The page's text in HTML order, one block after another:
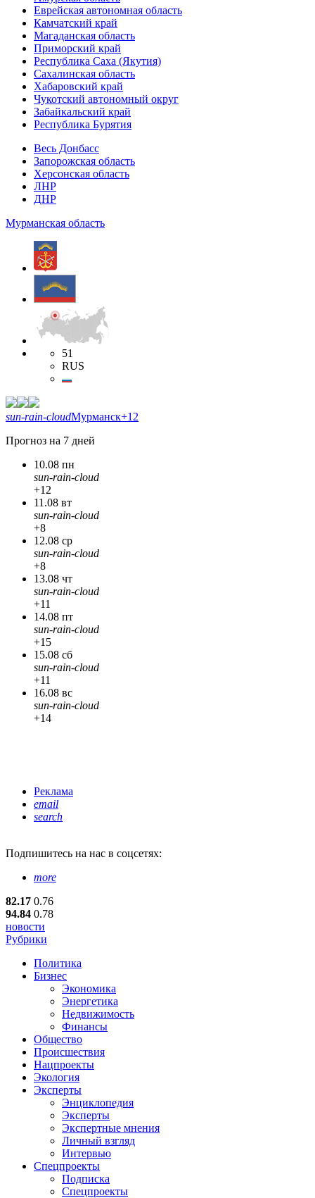
Еврейская автономная область
Камчатский край
Магаданская область
Приморский край
Республика Саха (Якутия)
Сахалинская область
Хабаровский край
Чукотский автономный округ
Забайкальский край
Республика Бурятия
Весь Донбасс
Запорожская область
Херсонская область
ЛНР
ДНР
Мурманская область
51
RUS
sun-rain-cloudМурманск+12
Прогноз на 7 дней
10.08 пн
sun-rain-cloud
+12
11.08 вт
sun-rain-cloud
+8
12.08 ср
sun-rain-cloud
+8
13.08 чт
sun-rain-cloud
+11
14.08 пт
sun-rain-cloud
+15
15.08 сб
sun-rain-cloud
+11
16.08 вс
sun-rain-cloud
+14
Реклама
email
search
Подпишитесь на нас в соцсетях:
more
82.17 0.76
94.84 0.78
новости
Рубрики
Политика
Бизнес
Экономика
Энергетика
Недвижимость
Финансы
Общество
Происшествия
Нацпроекты
Экология
Эксперты
Энциклопедия
Эксперты
Экспертные мнения
Личный взгляд
Интервью
Спецпроекты
Подписка
Спецпроекты